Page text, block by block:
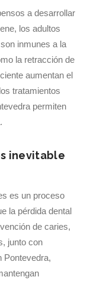
a desarrollar
los adultos
inmunes a la
la retracción de
aumentan el
tratamientos
permiten
inevitable
es un proceso
la pérdida dental
de caries,
junto con
Pontevedra,